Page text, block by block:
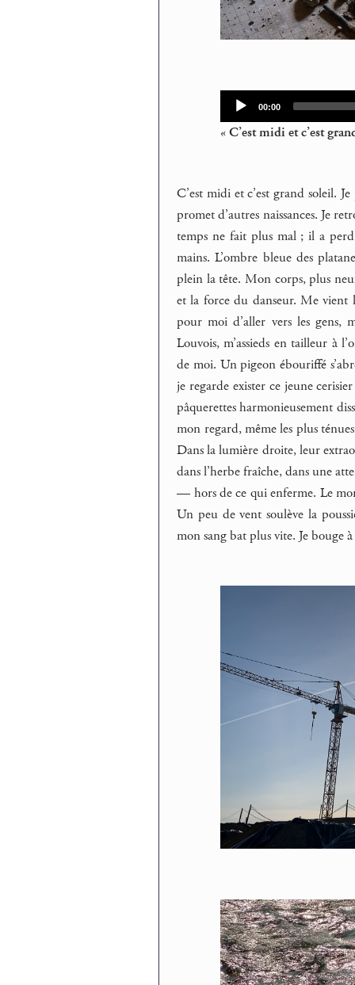
Audio
Player
Current
00:00
« C’est midi et c’est
C’est midi et c’est grand soleil.
promet d’autres naissances. Je
temps ne fait plus mal ; il a
mains. L’ombre bleue des
plein la tête. Mon corps, plus neuf
et la force du danseur. Me vient
pour moi d’aller vers les gens,
Louvois, m’assieds en tailleur à
de moi. Un pigeon ébouriffé
je regarde exister ce jeune
pâquerettes harmonieusement
mon regard, même les plus
Dans la lumière droite, leur
dans l’herbe fraîche, dans une
— hors de ce qui enferme. Le
Un peu de vent soulève la
mon sang bat plus vite. Je bouge